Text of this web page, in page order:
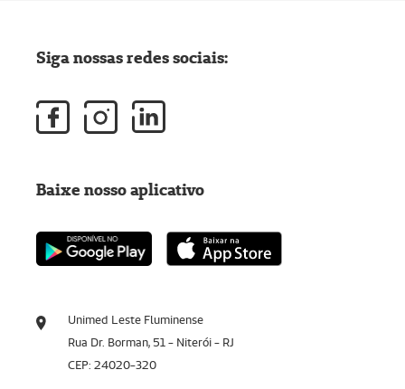
Unimed Leste Fluminense
Rua Dr. Borman, 51 - Niterói - RJ
CEP: 24020-320
Siga nossas redes sociais:
Baixe nosso aplicativo